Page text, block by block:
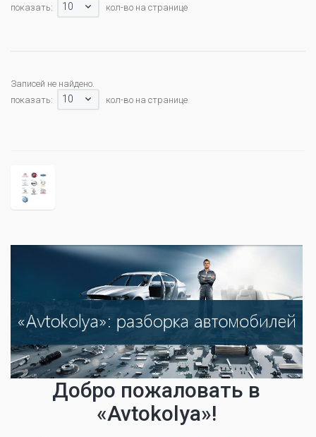
показать:
10 кол-во на странице
Записей не найдено.
показать:
10 кол-во на странице
Добро пожаловать в
«Avtokolya»!